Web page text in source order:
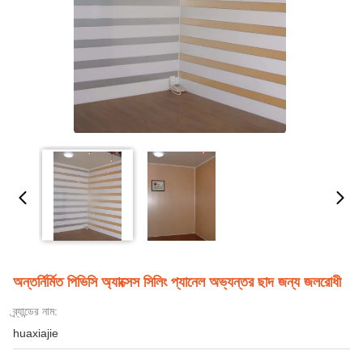
অন্তর্নির্মিত পিভিসি অ্যাক্সেস সিলিং প্যানেল অভ্যন্তর ছাদ জন্য জলরোধী
ব্র্যান্ডের নাম:
huaxiajie